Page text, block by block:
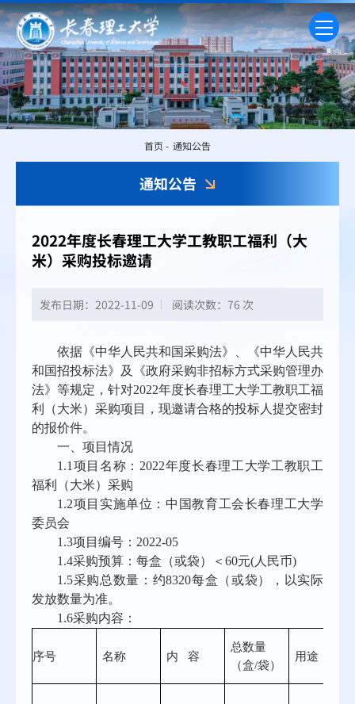
通知公告
首页 - 通知公告
2022年度长春理工大学工教职工福利（大
米）采购投标邀请
发布日期：2022-11-09 阅读次数： 76 次
依据《中华人民共和国采购法》、《中华人民共
和国招投标法》及《政府采购非招标方式采购管理办
法》等规定，针对2022年度长春理工大学工教职工福
利（大米）采购项目，现邀请合格的投标人提交密封
的报价件。
一、项目情况
1.1 项目名称： 2022年度长春理工大学工教职工
福利（大米）采购
1.2项目实施单位：中国教育工会长春理工大学
委员会
1.3项目编号： 2022-05
1.4采购预算：每盒（或袋）＜ 60元( 人民币)
1.5采购总数量：约8320每盒（或袋），以实际
发放数量为准。
1.6采购内容：
序号 名称 内 容
总数量
（盒/袋）
用途